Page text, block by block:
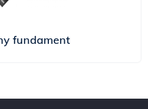
fundament